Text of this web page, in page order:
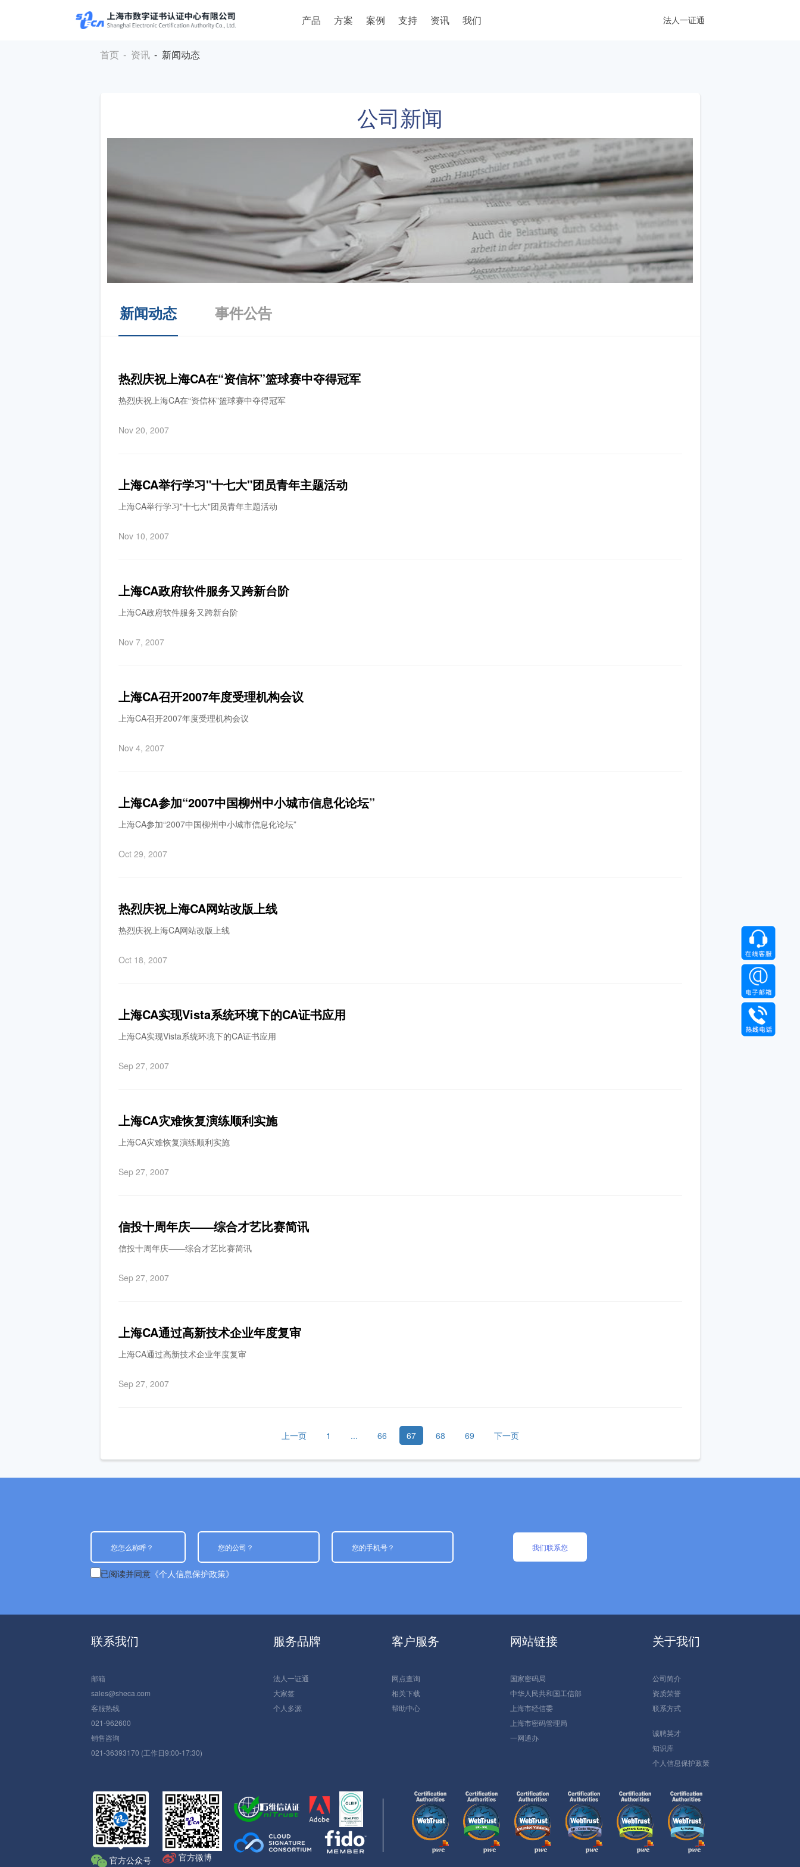
法人一证通
产品 方案 案例 支持 资讯 我们
首页 - 资讯 - 新闻动态
公司新闻
新闻动态 事件公告
热烈庆祝上海CA在“资信杯”篮球赛中夺得冠军
热烈庆祝上海CA在“资信杯”篮球赛中夺得冠军
Nov 20, 2007
上海CA举行学习"十七大"团员青年主题活动
上海CA举行学习"十七大"团员青年主题活动
Nov 10, 2007
上海CA政府软件服务又跨新台阶
上海CA政府软件服务又跨新台阶
Nov 7, 2007
上海CA召开2007年度受理机构会议
上海CA召开2007年度受理机构会议
Nov 4, 2007
上海CA参加“2007中国柳州中小城市信息化论坛”
上海CA参加“2007中国柳州中小城市信息化论坛”
Oct 29, 2007
热烈庆祝上海CA网站改版上线
热烈庆祝上海CA网站改版上线
Oct 18, 2007
上海CA实现Vista系统环境下的CA证书应用
上海CA实现Vista系统环境下的CA证书应用
Sep 27, 2007
上海CA灾难恢复演练顺利实施
上海CA灾难恢复演练顺利实施
Sep 27, 2007
信投十周年庆――综合才艺比赛简讯
信投十周年庆――综合才艺比赛简讯
Sep 27, 2007
上海CA通过高新技术企业年度复审
上海CA通过高新技术企业年度复审
Sep 27, 2007
上一页 1 ... 66 67 68 69 下一页
我们联系您
已阅读并同意 《个人信息保护政策》
联系我们
邮箱
sales@sheca.com
客服热线
021-962600
销售咨询
021-36393170 (工作日9:00-17:30)
服务品牌
法人一证通
大家签
个人多源
客户服务
网点查询
相关下载
帮助中心
网站链接
国家密码局
中华人民共和国工信部
上海市经信委
上海市密码管理局
一网通办
关于我们
公司简介
资质荣誉
联系方式
诚聘英才
知识库
个人信息保护政策
官方公众号 官方微博